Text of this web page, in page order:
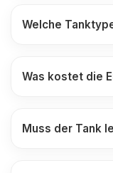
Welche
Was kostet die
Muss der Tank